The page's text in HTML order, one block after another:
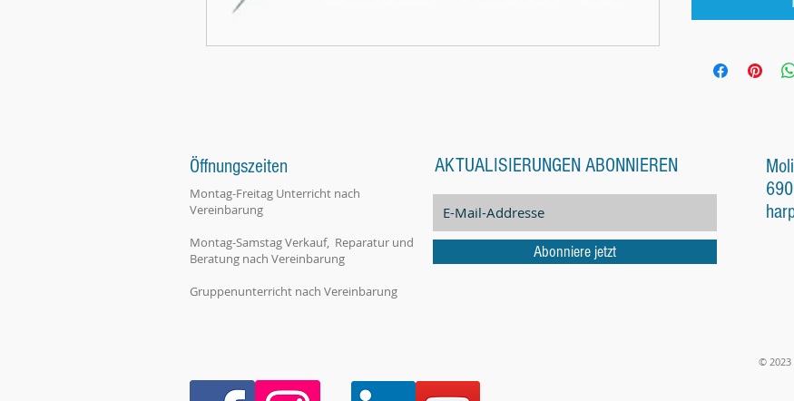
Öffnungszeiten
Montag-Freitag Unterricht nach
Vereinbarung
Montag-Samstag Verkauf, Reparatur und
Beratung nach Vereinbarung
Gruppenunterricht nach Vereinbarung
AKTUALISIERUNGEN ABONNIEREN
Abonniere jetzt
© 2023